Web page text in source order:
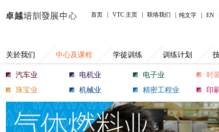
首页 VTC 主页 联络我们 纯文字 EN
关於我们 中心及课程 学徒训练 训练计划
中心及课程
汽车业 电机业 电子业
时
珠宝业
机械业 精密工程业 印